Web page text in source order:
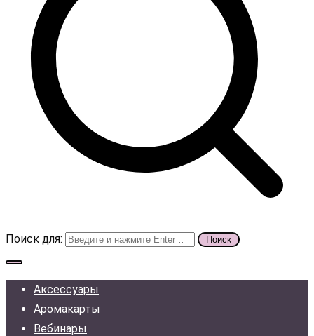
Поиск для:
Аксессуары
Аромакарты
Вебинары